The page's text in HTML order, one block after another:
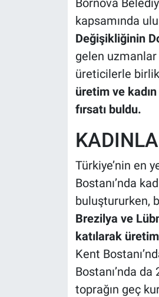
kapsamında
Değişikliğinin
gelen uzmanlar
üreticilerle
üretim ve
fırsatı buldu.
Türkiye’nin en
Bostanı’nda
buluştururken,
Brezilya ve
katılarak
Kent
Bostanı’nda
toprağın geç